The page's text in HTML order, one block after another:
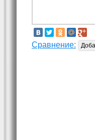
Сравнение: